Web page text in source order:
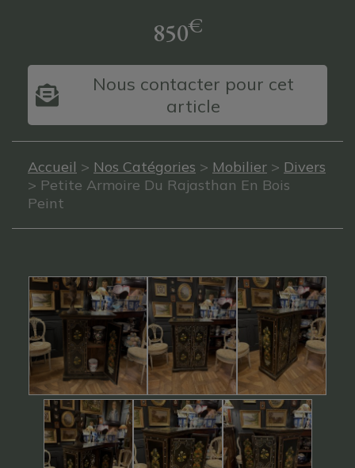
850€
Nous contacter pour cet
article
Accueil > Nos Catégories > Mobilier > Divers
> Petite Armoire Du Rajasthan En Bois
Peint